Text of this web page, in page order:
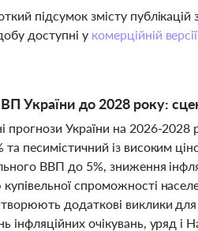
підсумок змісту
доступні у комерційній
України до 2028 року:
прогнози України на 2026-2028
песимістичний із високим
ВВП до 5%, зниження
спроможності
додаткові виклики для
інфляційних очікувань, уряд